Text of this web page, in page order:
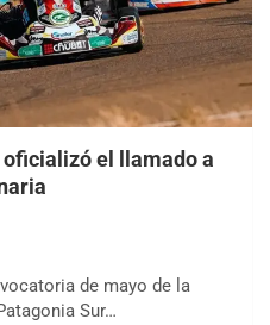
oficializó el llamado a
de mayo de la
Sur…